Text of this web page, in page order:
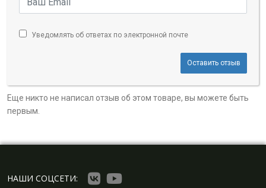
Уведомлять об ответах по электронной почте
Оставить отзыв
Еще никто не написал отзыв об этом товаре, вы можете быть
первым.
НАШИ СОЦСЕТИ: